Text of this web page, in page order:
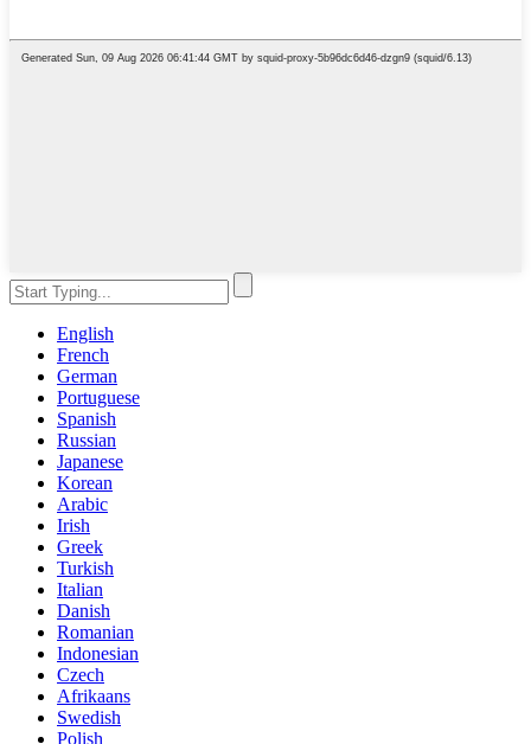
English
French
German
Portuguese
Spanish
Russian
Japanese
Korean
Arabic
Irish
Greek
Turkish
Italian
Danish
Romanian
Indonesian
Czech
Afrikaans
Swedish
Polish